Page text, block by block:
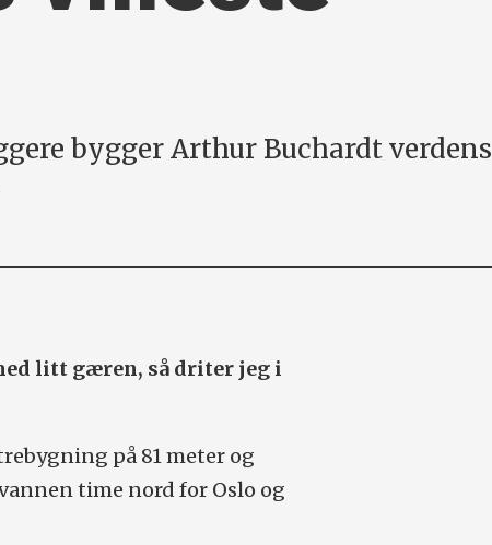
bygger Arthur Buchardt verdens
litt gæren, så driter jeg i
på 81 meter og
time nord for Oslo og